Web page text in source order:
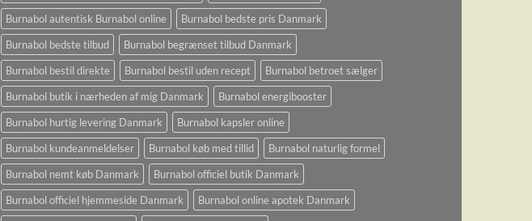
Burnabol autentisk Burnabol online
Burnabol bedste pris Danmark
Burnabol bedste tilbud
Burnabol begrænset tilbud Danmark
Burnabol bestil direkte
Burnabol bestil uden recept
Burnabol betroet sælger
Burnabol butik i nærheden af ​​mig Danmark
Burnabol energibooster
Burnabol hurtig levering Danmark
Burnabol kapsler online
Burnabol kundeanmeldelser
Burnabol køb med tillid
Burnabol naturlig formel
Burnabol nemt køb Danmark
Burnabol officiel butik Danmark
Burnabol officiel hjemmeside Danmark
Burnabol online apotek Danmark